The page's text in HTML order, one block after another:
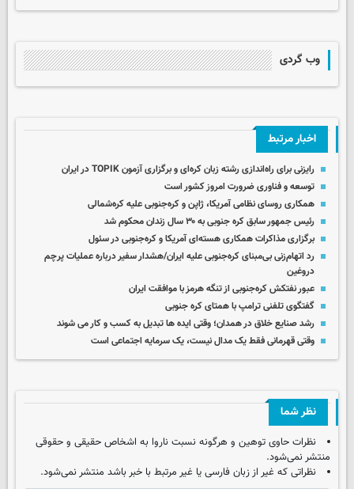
وب گردی
اخبار مرتبط
رایزنی برای راه‌اندازی رشته زبان کره‌ای و برگزاری آزمون TOPIK در ایران
توسعه و فناوری ضرورت امروز کشور است
همکاری روسای نظامی آمریکا، ژاپن و کره‌جنوبی علیه کره‌شمالی
رئیس جمهور سابق کره جنوبی به ۳۰ سال زندان محکوم شد
برگزاری مذاکرات همکاری هسته‌ای آمریکا و کره‌جنوبی در سئول
رد اتهام‌زنی بی‌مبنای کره‌جنوبی علیه ایران/هشدار سفیر درباره عملیات پرچم
دروغین
عبور نفتکش کره‌جنوبی از تنگه هرمز با موافقت ایران
گفتگوی تلفنی ترامپ با همتای کره جنوبی
رشد صنایع خلاق در همدان؛ وقتی ایده ها تبدیل به کسب و کار می شوند
وقتی قهرمانی فقط یک مدال نیست، یک سرمایه اجتماعی است
نظر شما
نظرات حاوی توهین و هرگونه نسبت ناروا به اشخاص حقیقی و حقوقی
منتشر نمی‌شود.
نظراتی که غیر از زبان فارسی یا غیر مرتبط با خبر باشد منتشر نمی‌شود.